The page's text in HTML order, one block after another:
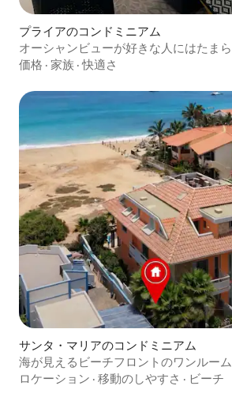
プライアのコンドミニアム
オーシャンビューが好きな人にはたま
ドアパート
価格 · 家族 ·快適さ
サンタ・マリアのコンドミニアム
海が見えるビーチフロントのワンルーム
ロケーション · 移動のしやすさ · ビーチ